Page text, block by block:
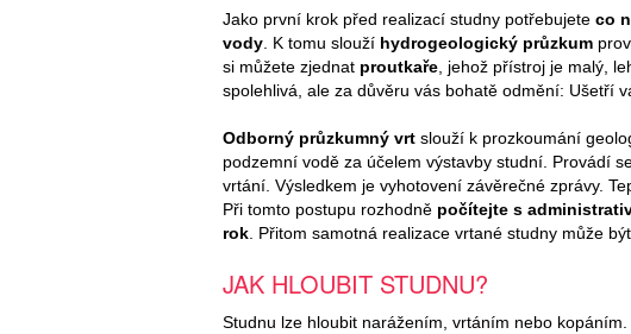
Jako první krok před realizací studny potřebujete co
vody. K tomu slouží hydrogeologický průzkum
si můžete zjednat proutkaře, jehož přístroj je malý,
spolehlivá, ale za důvěru vás bohatě odmění: Ušetří
Odborný průzkumný vrt slouží k prozkoumání
podzemní vodě za účelem výstavby studní. Provádí
vrtání. Výsledkem je vyhotovení závěrečné zprávy.
Při tomto postupu rozhodně počítejte s
rok. Přitom samotná realizace vrtané studny může
JAK HLOUBIT STUDNU?
Studnu lze hloubit narážením, vrtáním nebo